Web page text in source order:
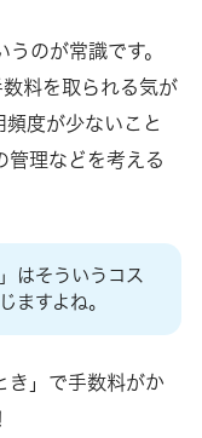
のが常識です。
料を取られる気が
度が少ないこと
管理などを考える
はそういうコス
ますよね。
き」で手数料がか